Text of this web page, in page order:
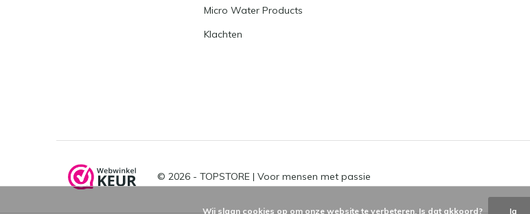
Micro Water Products
Klachten
© 2026 - TOPSTORE | Voor mensen met passie
Wij slaan cookies op om onze website te verbeteren. Is dat akkoord? Ja